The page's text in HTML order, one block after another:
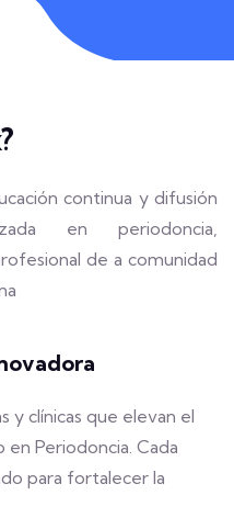
continua y difusión
en periodoncia,
de a comunidad
y clínicas que elevan el
Periodoncia. Cada
para fortalecer la